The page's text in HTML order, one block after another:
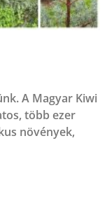
A Magyar Kiwi
több ezer
növények,